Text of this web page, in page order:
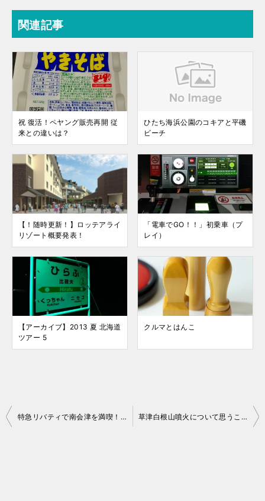
関連記事
祝 復活！ペヤング販売再開 従
来との違いは？
ひたち海浜公園のコキアと平磯
ビーチ
【！随時更新！】ロッテアライ
リゾート概要発表！
「電車でGO！！」初乗車（プ
レイ）
【アーカイブ】2013 夏 北海道
ツアー 5
クルマとはんこ
投
特急リバティで南会津を満喫！オトクなプランご紹介 2017-18 草津白根山噴火について思うこと